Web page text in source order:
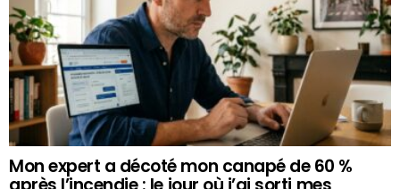
Mon expert a décoté mon canapé de 60 %